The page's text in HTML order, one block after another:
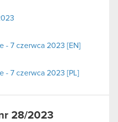
- 7 czerwca 2023 [EN]
- 7 czerwca 2023 [PL]
28/2023